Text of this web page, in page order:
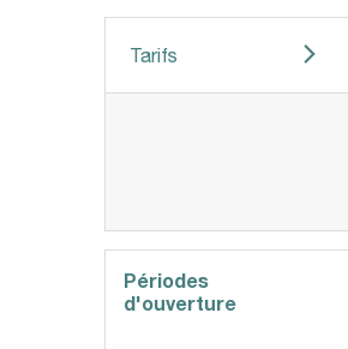
Tarifs
Périodes
d'ouverture